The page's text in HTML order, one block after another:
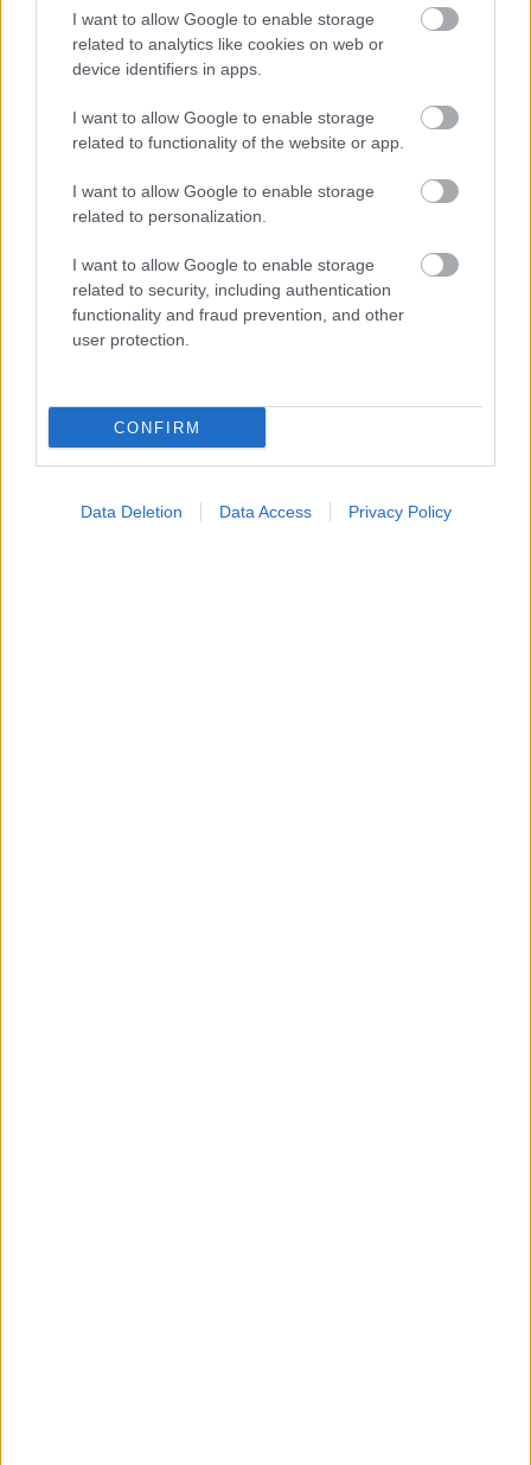
I want to allow Google to enable storage
related to analytics like cookies on web or
device identifiers in apps.
I want to allow Google to enable storage
related to functionality of the website or app.
I want to allow Google to enable storage
related to personalization.
I want to allow Google to enable storage
related to security, including authentication
functionality and fraud prevention, and other
user protection.
CONFIRM
Data Deletion Data Access Privacy Policy
ΔΕΙΤΕ ΕΠΙΣΗΣ